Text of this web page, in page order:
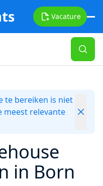
Vacature
te bereiken is niet
meest relevante
in Born